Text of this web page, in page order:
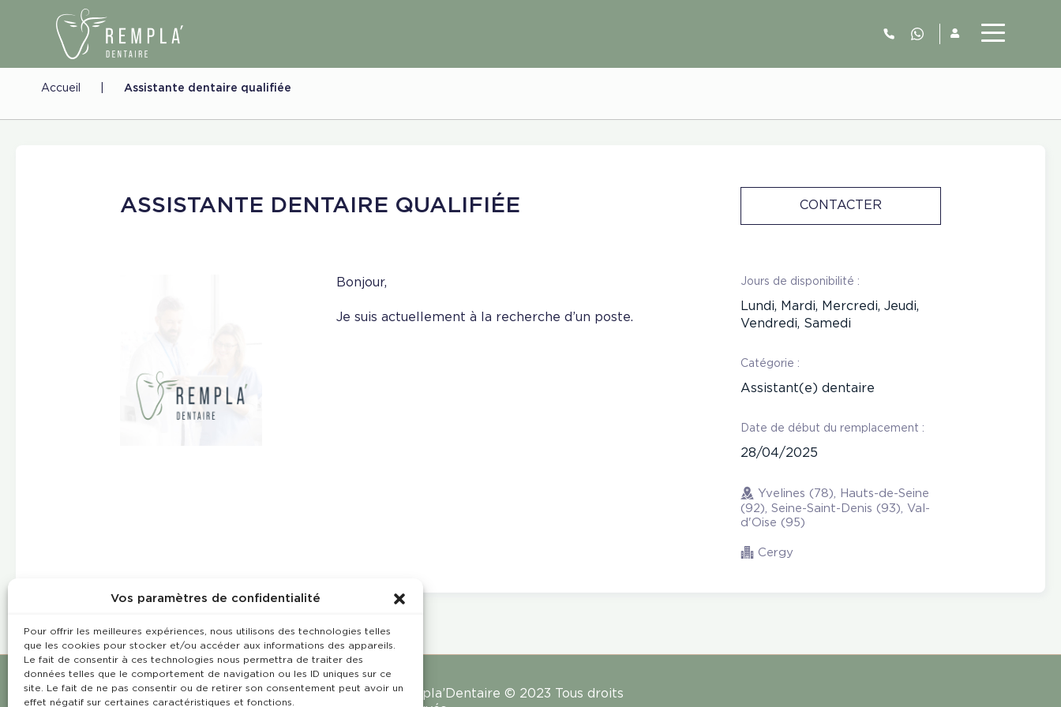
Vos paramètres de confidentialité
Pour offrir les meilleures expériences, nous utilisons des technologies telles
que les cookies pour stocker et/ou accéder aux informations des appareils.
Le fait de consentir à ces technologies nous permettra de traiter des
données telles que le comportement de navigation ou les ID uniques sur ce
site. Le fait de ne pas consentir ou de retirer son consentement peut avoir un
effet négatif sur certaines caractéristiques et fonctions.
06.52.63.77.73
Accueil Assistante dentaire qualifiée
ASSISTANTE DENTAIRE QUALIFIÉE CONTACTER
Bonjour,
Je suis actuellement à la recherche d’un poste.
Jours de disponibilité :
Lundi, Mardi, Mercredi, Jeudi,
Vendredi, Samedi
Catégorie :
Assistant(e) dentaire
Date de début du remplacement :
28/04/2025
Yvelines (78), Hauts-de-Seine
(92), Seine-Saint-Denis (93), Val-
d'Oise (95)
Cergy
Rempla’Dentaire © 2023 Tous droits